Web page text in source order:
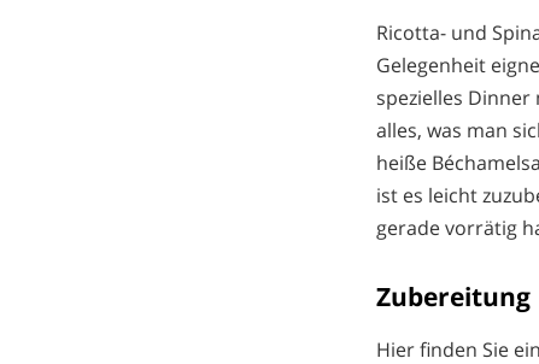
Ricotta- und
Gelegenheit
spezielles
alles, was man
heiße
ist es leicht
gerade vorrätig
Zubereitung
Hier finden Sie